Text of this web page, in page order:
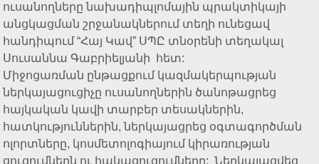
ուսանողները նախադիպլոմային պրակտիկայի
անցկացման շրջանակներում տեղի ունեցավ
հանդիպում “Հայ Կավ” ՍՊԸ տնօրենի տեղակալ
Սուսաննա Գաբրիելյանի հետ:
Միջոցառման ընթացքում կազմակերպության
ներկայացուցիչը ուսանողներին ծանոթացրեց
հայկական կավի տարբեր տեսակներին,
հատկություններին, ներկայացրեց օգտագործման
ոլորտները, կոսմետոլոգիայում կիրառության
ցուցումներն ու հակացուցումները: Ներկայացվեց